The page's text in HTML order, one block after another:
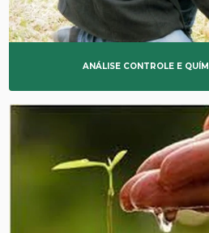
ANÁLISE CONTROLE E